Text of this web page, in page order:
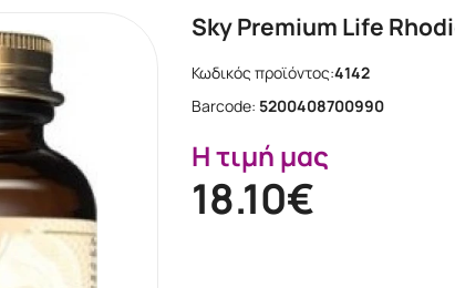
Sky Premium Life
Κωδικός προϊόντος:4142
Barcode: 5200408700990
Η τιμή μας
18.10€